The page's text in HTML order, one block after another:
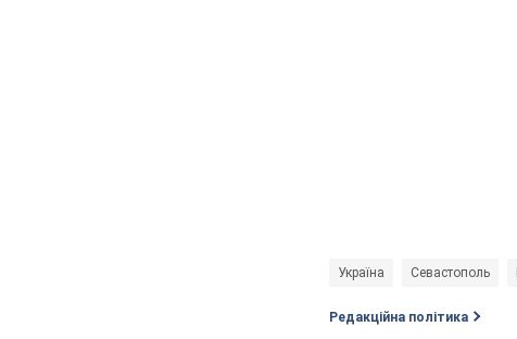
Україна Севастополь
Редакційна політика